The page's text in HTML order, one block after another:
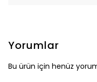
Yorumlar
Bu ürün için henüz